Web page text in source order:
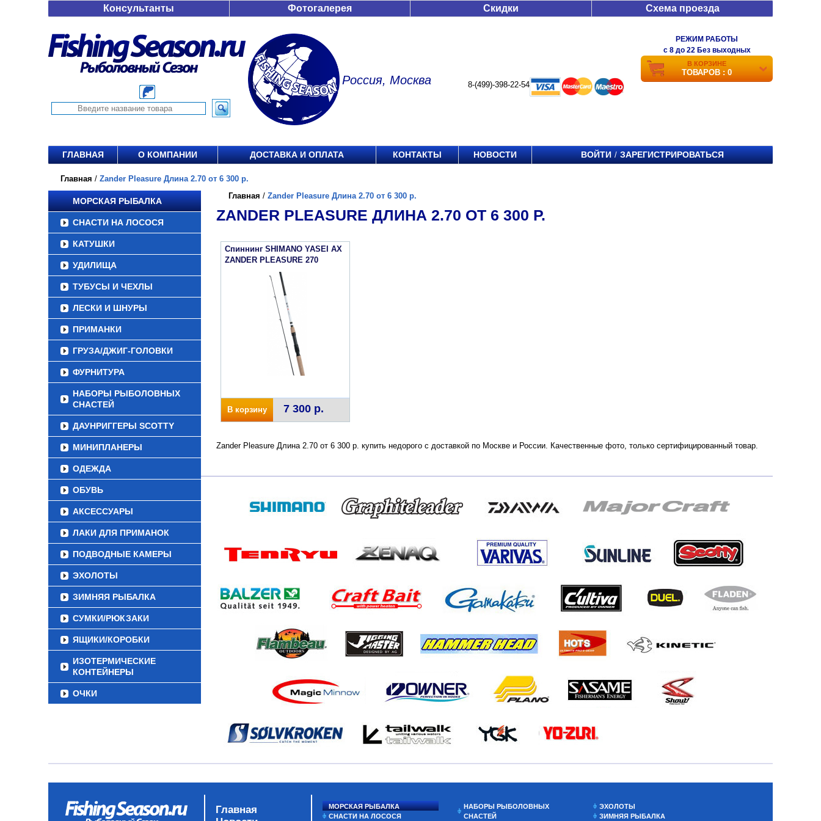
Консультанты Фотогалерея Скидки Схема проезда
Россия, Москва 8-(499)-398-22-54
РЕЖИМ РАБОТЫ
c 8 до 22 Без выходных
В КОРЗИНЕ
ТОВАРОВ : 0
ГЛАВНАЯ О КОМПАНИИ ДОСТАВКА И ОПЛАТА КОНТАКТЫ НОВОСТИ ВОЙТИ / ЗАРЕГИСТРИРОВАТЬСЯ
Главная / Zander Pleasure Длина 2.70 от 6 300 р.
МОРСКАЯ РЫБАЛКА
СНАСТИ НА ЛОСОСЯ
КАТУШКИ
УДИЛИЩА
ТУБУСЫ И ЧЕХЛЫ
ЛЕСКИ И ШНУРЫ
ПРИМАНКИ
ГРУЗА/ДЖИГ-ГОЛОВКИ
ФУРНИТУРА
НАБОРЫ РЫБОЛОВНЫХ
СНАСТЕЙ
ДАУНРИГГЕРЫ SCOTTY
МИНИПЛАНЕРЫ
ОДЕЖДА
ОБУВЬ
АКСЕССУАРЫ
ЛАКИ ДЛЯ ПРИМАНОК
ПОДВОДНЫЕ КАМЕРЫ
ЭХОЛОТЫ
ЗИМНЯЯ РЫБАЛКА
СУМКИ/РЮКЗАКИ
ЯЩИКИ/КОРОБКИ
ИЗОТЕРМИЧЕСКИЕ
КОНТЕЙНЕРЫ
ОЧКИ
Главная / Zander Pleasure Длина 2.70 от 6 300 р.
ZANDER PLEASURE ДЛИНА 2.70 ОТ 6 300 Р.
Спиннинг SHIMANO YASEI АХ
ZANDER PLEASURE 270
В корзину 7 300 р.
Zander Pleasure Длина 2.70 от 6 300 р. купить недорого с доставкой по Москве и России. Качественные фото, только сертифицированный товар.
Главная
МОРСКАЯ РЫБАЛКА
СНАСТИ НА ЛОСОСЯ
НАБОРЫ РЫБОЛОВНЫХ
СНАСТЕЙ
ЭХОЛОТЫ
ЗИМНЯЯ РЫБАЛКА